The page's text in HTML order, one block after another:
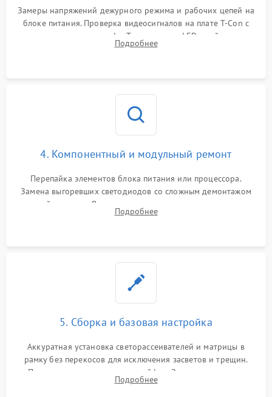
Замеры напряжений дежурного режима и рабочих цепей на
блоке питания. Проверка видеосигналов на плате T-Con с
помощью осциллографа. Тестирование LED-драйвера и
светодиодных планок подсветки мультиметром.
Подробнее
4. Компонентный и модульный ремонт
Перепайка элементов блока питания или процессора.
Замена выгоревших светодиодов со сложным демонтажом
хрупкой матрицы. Восстановление поврежденных дорожек,
прошивка микросхем памяти EEPROM
Подробнее
5. Сборка и базовая настройка
Аккуратная установка светорассеивателей и матрицы в
рамку без перекосов для исключения засветов и трещин.
Подключение внутренних шлейфов. Закрытие корпуса.
Сброс настроек и обновление программного обеспечения.
Подробнее